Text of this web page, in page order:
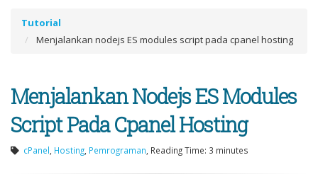
Tutorial
Menjalankan nodejs ES modules script pada cpanel hosting
Menjalankan Nodejs ES Modules
Script Pada Cpanel Hosting
cPanel Hosting Pemrograman , Reading Time: 3 minutes